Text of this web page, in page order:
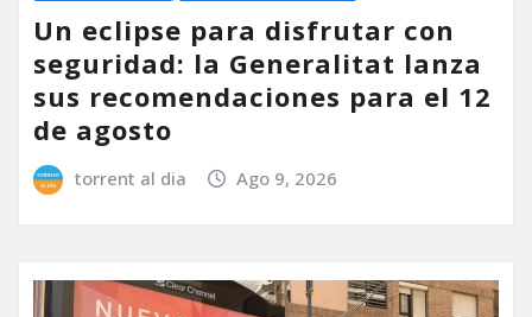
Un eclipse para disfrutar con
seguridad: la Generalitat lanza
sus recomendaciones para el 12
de agosto
torrent al dia Ago 9, 2026